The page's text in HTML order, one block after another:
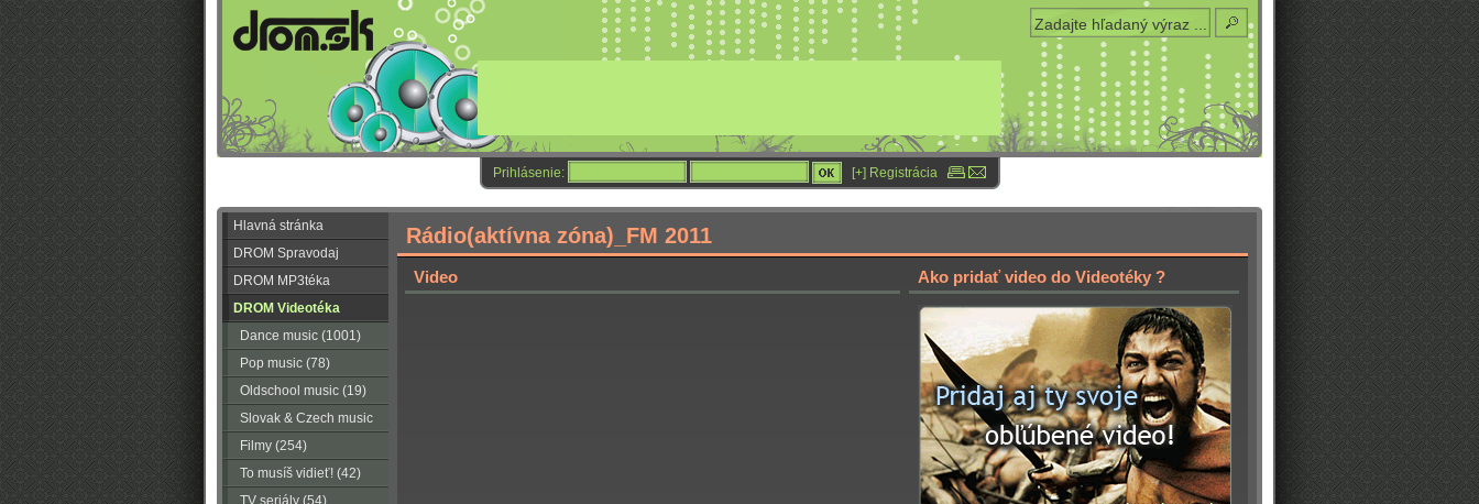
Prihlásenie: [+] Registrácia
Hlavná stránka
DROM Spravodaj
DROM MP3téka
DROM Videotéka
Dance music (1001)
Pop music (78)
Oldschool music (19)
Slovak & Czech music
(56)Filmy (254)
To musíš vidieť! (42)
TV seriály (54)
Rádio(aktívna zóna)_FM 2011
Video Ako pridať video do Videotéky ?